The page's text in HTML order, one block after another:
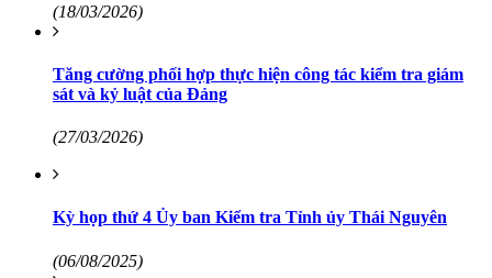
(18/03/2026)
Tăng cường phối hợp thực hiện công tác kiểm tra giám
sát và kỷ luật của Đảng
(27/03/2026)
Kỳ họp thứ 4 Ủy ban Kiểm tra Tỉnh ủy Thái Nguyên
(06/08/2025)